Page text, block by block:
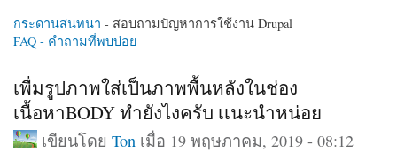
กระดานสนทนา - สอบถามปัญหาการใช้งาน Drupal
FAQ - คำถามที่พบบ่อย
เพื่มรูปภาพใส่เป็นภาพพื้นหลังในช่อง
เนื้อหาBODY ทำยังไงครับ เเนะนำหน่อย
เขียนโดย Ton เมื่อ 19 พฤษภาคม, 2019 - 08:12